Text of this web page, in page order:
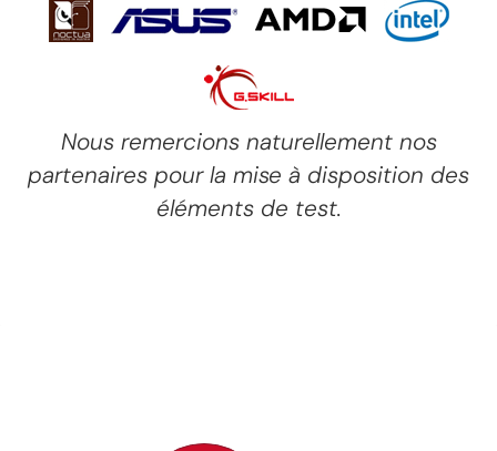
Nous remercions naturellement nos
partenaires pour la mise à disposition des
éléments de test.